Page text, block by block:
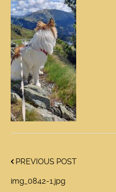
PREVIOUS POST
img_0842-1.jpg